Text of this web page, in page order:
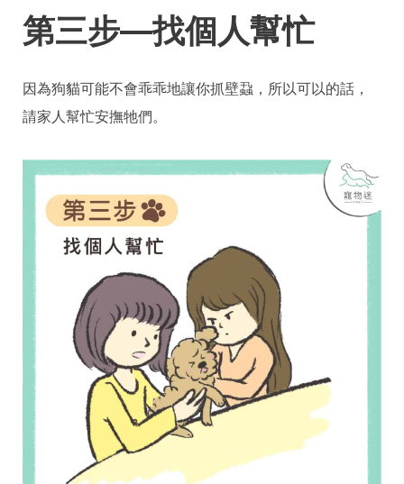
第三步—找個人幫忙
因為狗貓可能不會乖乖地讓你抓壁蝨，所以可以的話，
請家人幫忙安撫牠們。